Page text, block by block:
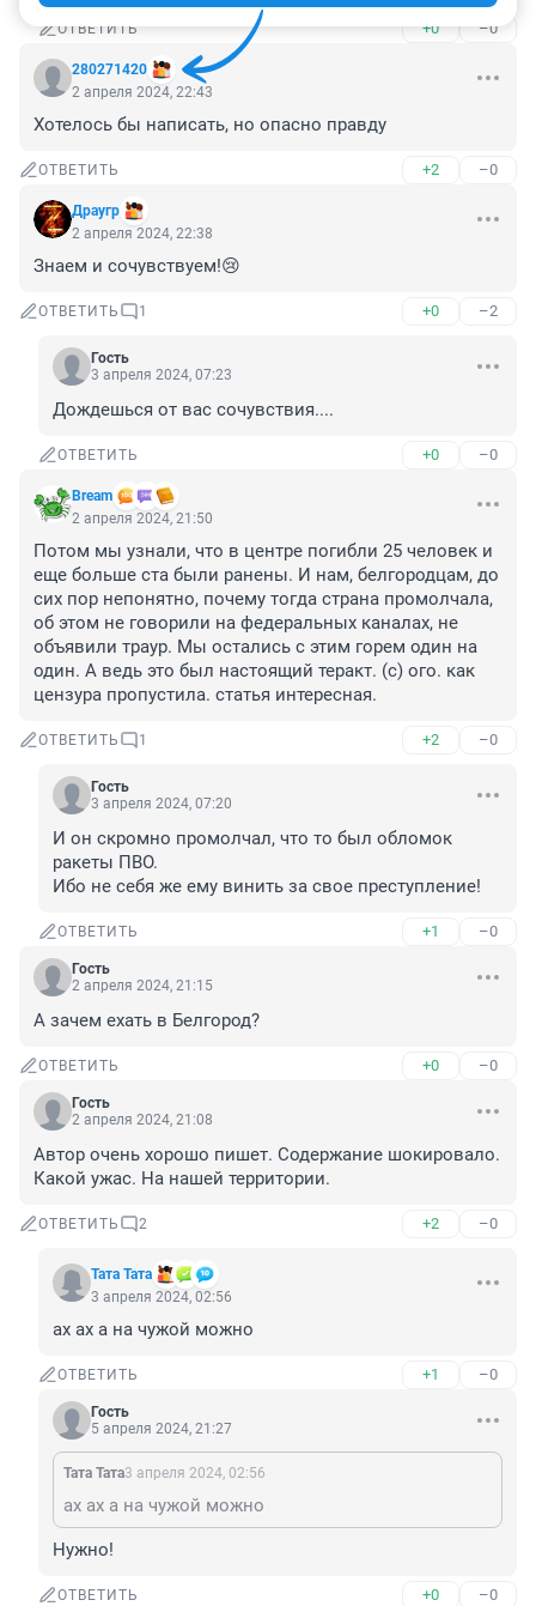
ОТВЕТИТЬ +0 –0
280271420
2 апреля 2024, 22:43
Хотелось бы написать, но опасно правду
ОТВЕТИТЬ +2 –0
Драугр
2 апреля 2024, 22:38
Знаем и сочувствуем!😢
ОТВЕТИТЬ 1 +0 –2
Гость
3 апреля 2024, 07:23
Дождешься от вас сочувствия....
ОТВЕТИТЬ +0 –0
Bream
2 апреля 2024, 21:50
Потом мы узнали, что в центре погибли 25 человек и
еще больше ста были ранены. И нам, белгородцам, до
сих пор непонятно, почему тогда страна промолчала,
об этом не говорили на федеральных каналах, не
объявили траур. Мы остались с этим горем один на
один. А ведь это был настоящий теракт. (с) ого. как
цензура пропустила. статья интересная.
ОТВЕТИТЬ 1 +2 –0
Гость
3 апреля 2024, 07:20
И он скромно промолчал, что то был обломок
ракеты ПВО.
Ибо не себя же ему винить за свое преступление!
ОТВЕТИТЬ +1 –0
Гость
2 апреля 2024, 21:15
А зачем ехать в Белгород?
ОТВЕТИТЬ +0 –0
Гость
2 апреля 2024, 21:08
Автор очень хорошо пишет. Содержание шокировало.
Какой ужас. На нашей территории.
ОТВЕТИТЬ 2 +2 –0
Тата Тата
3 апреля 2024, 02:56
ах ах а на чужой можно
ОТВЕТИТЬ +1 –0
Гость
5 апреля 2024, 21:27
Тата Тата3 апреля 2024, 02:56
ах ах а на чужой можно
Нужно!
ОТВЕТИТЬ +0 –0